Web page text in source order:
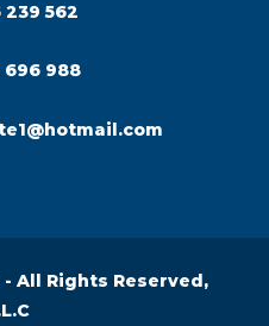
239 562
696 988
All Rights Reserved,